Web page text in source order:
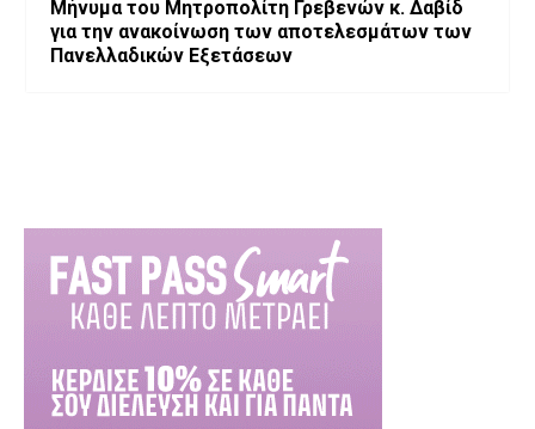
Μήνυμα του Μητροπολίτη Γρεβενών κ. Δαβίδ
για την ανακοίνωση των αποτελεσμάτων των
Πανελλαδικών Εξετάσεων